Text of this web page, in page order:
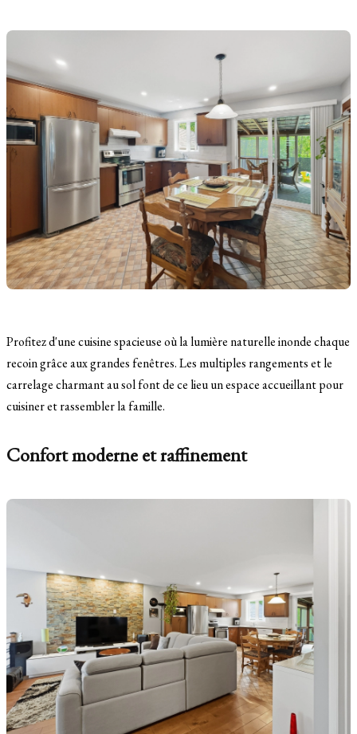
Profitez d'une cuisine spacieuse où la lumière naturelle inonde chaque
recoin grâce aux grandes fenêtres. Les multiples rangements et le
carrelage charmant au sol font de ce lieu un espace accueillant pour
cuisiner et rassembler la famille.
Confort moderne et raffinement